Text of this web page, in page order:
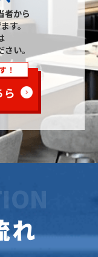
者から
す。
い。
れ